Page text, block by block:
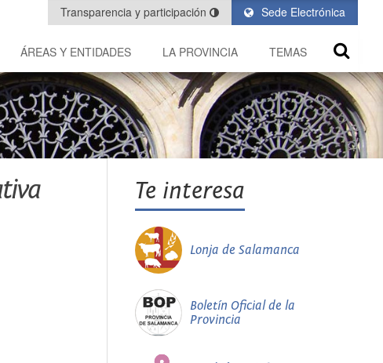
Sede Electrónica
Transparencia y participación
ÁREAS Y ENTIDADES LA PROVINCIA TEMAS
Te interesa
Lonja de Salamanca
Boletín Oficial de la
Provincia